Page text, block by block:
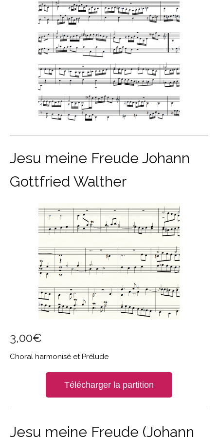
Jesu meine Freude Johann
Gottfried Walther
3,00€
Choral harmonisé et Prélude
Télécharger la partition
Jesu meine Freude (Johann